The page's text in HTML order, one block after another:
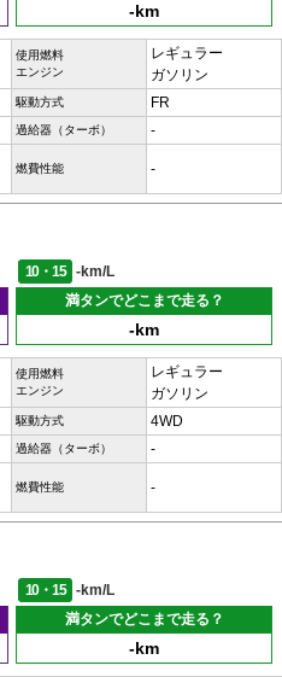
-km
使用燃料
エンジン
レギュラー
ガソリン
駆動方式 FR
過給器（ターボ） -
燃費性能 -
10・15
-km/L
満タンでどこまで走る？
-km
使用燃料
エンジン
レギュラー
ガソリン
駆動方式 4WD
過給器（ターボ） -
燃費性能 -
10・15
-km/L
満タンでどこまで走る？
-km